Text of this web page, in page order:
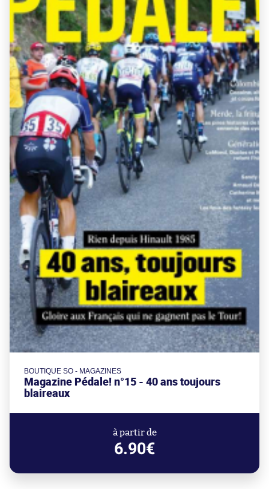
BOUTIQUE SO - MAGAZINES
Magazine Pédale! n°15 - 40 ans toujours
blaireaux
à partir de
6.90€